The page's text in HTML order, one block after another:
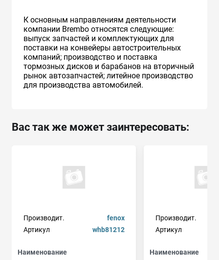
К основным направлениям деятельности
компании Brembo относятся следующие:
выпуск запчастей и комплектующих для
поставки на конвейеры автостроительных
компаний; производство и поставка
тормозных дисков и барабанов на вторичный
рынок автозапчастей; литейное производство
для производства автомобилей.
Вас так же может заинтересовать:
Производит.
fenox
Артикул
whb81212
Наименование
Производит.
Артикул
Наименование